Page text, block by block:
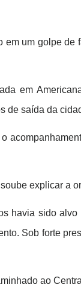
um golpe
em
de saída da
explicar a
havia sido
Sob forte
ao